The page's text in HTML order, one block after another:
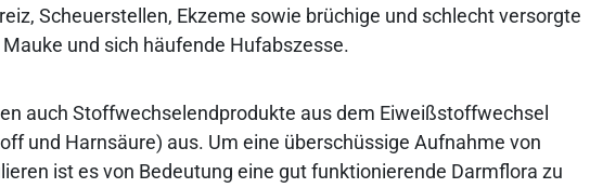
Scheuerstellen, Ekzeme sowie brüchige und schlecht versorgte
und sich häufende Hufabszesse.
auch Stoffwechselendprodukte aus dem Eiweißstoffwechsel
und Harnsäure) aus. Um eine überschüssige Aufnahme von
ist es von Bedeutung eine gut funktionierende Darmflora zu